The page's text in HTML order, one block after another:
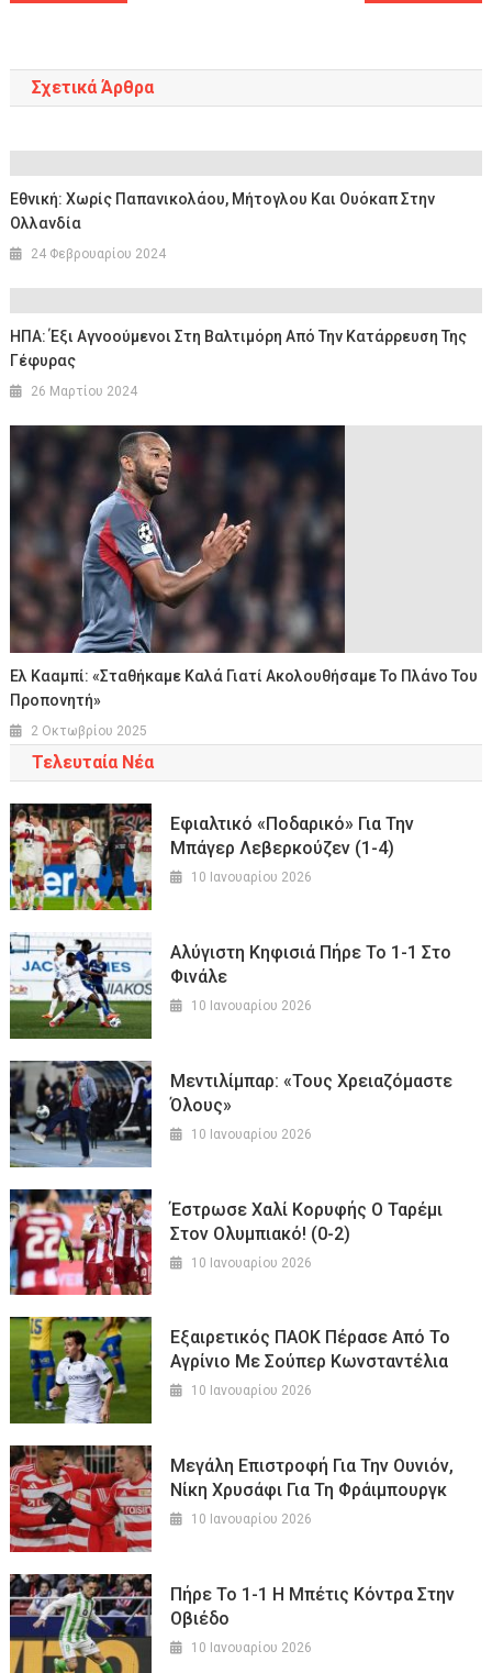
Σχετικά Άρθρα
Εθνική: Χωρίς Παπανικολάου, Μήτογλου Και Oυόκαπ Στην
Ολλανδία
24 Φεβρουαρίου 2024
ΗΠΑ: Έξι Αγνοούμενοι Στη Βαλτιμόρη Από Την Κατάρρευση Της
Γέφυρας
26 Μαρτίου 2024
Ελ Κααμπί: «Σταθήκαμε Καλά Γιατί Ακολουθήσαμε Το Πλάνο Του
Προπονητή»
2 Οκτωβρίου 2025
Τελευταία Νέα
Εφιαλτικό «ποδαρικό» Για Την
Μπάγερ Λεβερκούζεν (1-4)
10 Ιανουαρίου 2026
Αλύγιστη Κηφισιά Πήρε Το 1-1 Στο
Φινάλε
10 Ιανουαρίου 2026
Μεντιλίμπαρ: «Τους Χρειαζόμαστε
Όλους»
10 Ιανουαρίου 2026
Έστρωσε Χαλί Κορυφής Ο Ταρέμι
Στον Ολυμπιακό! (0-2)
10 Ιανουαρίου 2026
Εξαιρετικός ΠΑΟΚ Πέρασε Από Το
Αγρίνιο Με Σούπερ Κωνσταντέλια
10 Ιανουαρίου 2026
Μεγάλη Επιστροφή Για Την Ουνιόν,
Νίκη Χρυσάφι Για Τη Φράιμπουργκ
10 Ιανουαρίου 2026
Πήρε Το 1-1 Η Μπέτις Κόντρα Στην
Οβιέδο
10 Ιανουαρίου 2026